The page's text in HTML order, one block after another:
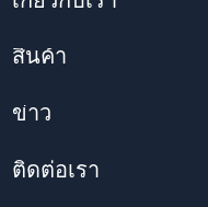
สินค้า
ข่าว
ติดต่อเรา